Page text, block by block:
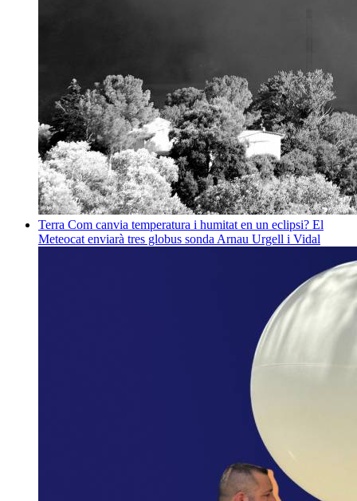
Terra Com canvia temperatura i humitat en un eclipsi? El
Meteocat enviarà tres globus sonda Arnau Urgell i Vidal